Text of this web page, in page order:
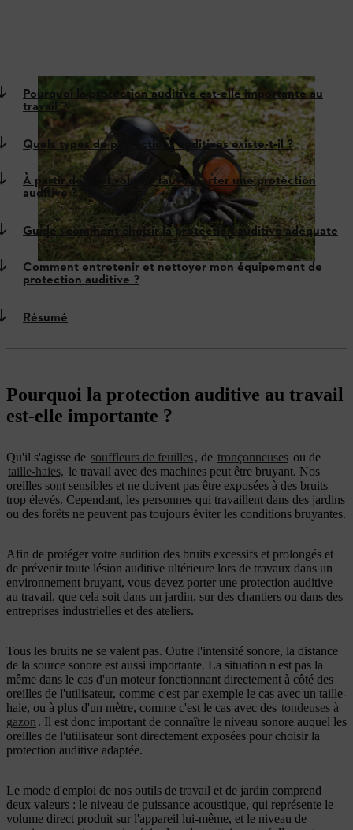
Pourquoi la protection auditive est-elle importante au
travail ?
Quels types de protections auditives existe-t-il ?
À partir de quel volume faut-il porter une protection
auditive ?
Guide : comment choisir la protection auditive adéquate
Comment entretenir et nettoyer mon équipement de
protection auditive ?
Résumé
Pourquoi la protection auditive au travail
est-elle importante ?
Qu'il s'agisse de souffleurs de feuilles, de tronçonneuses ou de
taille-haies, le travail avec des machines peut être bruyant. Nos
oreilles sont sensibles et ne doivent pas être exposées à des bruits
trop élevés. Cependant, les personnes qui travaillent dans des jardins
ou des forêts ne peuvent pas toujours éviter les conditions bruyantes.
Afin de protéger votre audition des bruits excessifs et prolongés et
de prévenir toute lésion auditive ultérieure lors de travaux dans un
environnement bruyant, vous devez porter une protection auditive
au travail, que cela soit dans un jardin, sur des chantiers ou dans des
entreprises industrielles et des ateliers.
Tous les bruits ne se valent pas. Outre l'intensité sonore, la distance
de la source sonore est aussi importante. La situation n'est pas la
même dans le cas d'un moteur fonctionnant directement à côté des
oreilles de l'utilisateur, comme c'est par exemple le cas avec un taille-
haie, ou à plus d'un mètre, comme c'est le cas avec des tondeuses à
gazon . Il est donc important de connaître le niveau sonore auquel les
oreilles de l'utilisateur sont directement exposées pour choisir la
protection auditive adaptée.
Le mode d'emploi de nos outils de travail et de jardin comprend
deux valeurs : le niveau de puissance acoustique, qui représente le
volume direct produit sur l'appareil lui-même, et le niveau de